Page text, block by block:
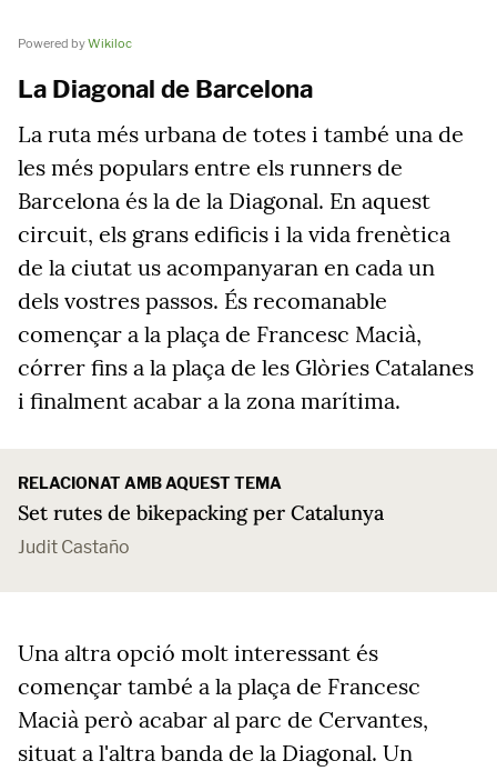
Powered byWikiloc
La Diagonal de Barcelona
La ruta més urbana de totes i també una de
les més populars entre els runners de
Barcelona és la de la Diagonal. En aquest
circuit, els grans edificis i la vida frenètica
de la ciutat us acompanyaran en cada un
dels vostres passos. És recomanable
començar a la plaça de Francesc Macià,
córrer fins a la plaça de les Glòries Catalanes
i finalment acabar a la zona marítima.
RELACIONAT AMB AQUEST TEMA
Set rutes de bikepacking per Catalunya
Judit Castaño
Una altra opció molt interessant és
començar també a la plaça de Francesc
Macià però acabar al parc de Cervantes,
situat a l'altra banda de la Diagonal. Un